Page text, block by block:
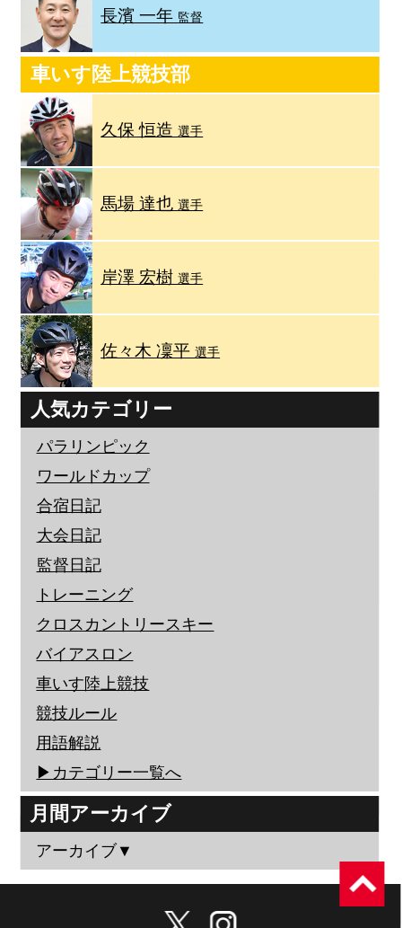
長濱 一年 監督
車いす陸上競技部
久保 恒造選手
馬場 達也選手
岸澤 宏樹選手
佐々木 凜平選手
人気カテゴリー
パラリンピック
ワールドカップ
合宿日記
大会日記
監督日記
トレーニング
クロスカントリースキー
バイアスロン
車いす陸上競技
競技ルール
用語解説
▶︎カテゴリー一覧へ
月間アーカイブ
アーカイブ▼